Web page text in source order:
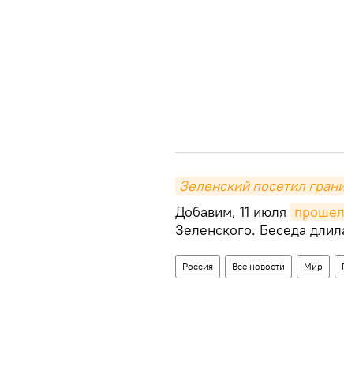
Зеленский посетил
Добавим, 11 июля прошел
Зеленского. Беседа
Россия Все новости Мир